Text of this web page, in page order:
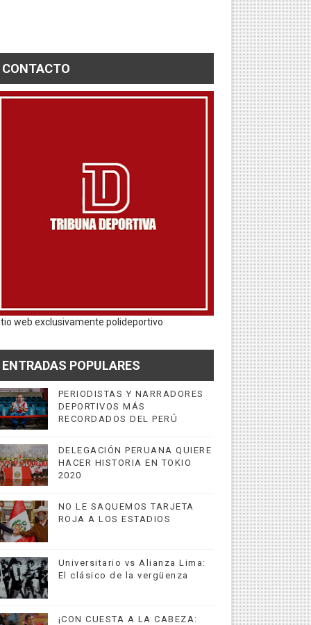
CONTACTO
web exclusivamente polideportivo
ENTRADAS POPULARES
PERIODISTAS Y NARRADORES
DEPORTIVOS MÁS
RECORDADOS DEL PERÚ
DELEGACIÓN PERUANA QUIERE
HACER HISTORIA EN TOKIO
2020
NO LE SAQUEMOS TARJETA
ROJA A LOS ESTADIOS
Universitario vs Alianza Lima:
El clásico de la vergüenza
¡CON CUESTA A LA CABEZA: